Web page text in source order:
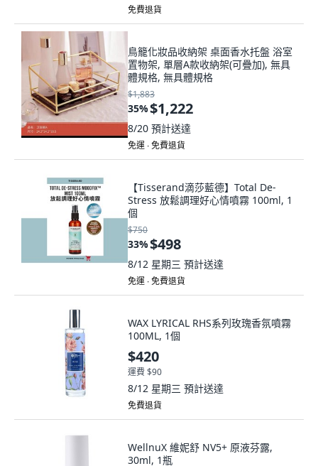
免費退貨
鳥籠化妝品收納架 桌面香水托盤 浴室
置物架, 單層A款收納架(可疊加), 無具
體規格, 無具體規格
$1,883
35%$1,222
8/20 預計送達
免運 ∙ 免費退貨
【Tisserand滴莎藍德】Total De-
Stress 放鬆調理好心情噴霧 100ml, 1
個
$750
33%$498
8/12 星期三 預計送達
免運 ∙ 免費退貨
WAX LYRICAL RHS系列玫瑰香氛噴霧
100ML, 1個
$420
運費 $90
8/12 星期三 預計送達
免費退貨
WellnuX 維妮舒 NV5+ 原液芬露,
30ml, 1瓶